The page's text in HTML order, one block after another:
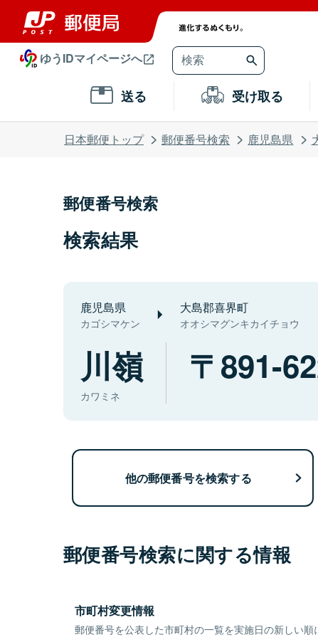
ゆうIDマイページへ
送る 受け取る
日本郵便トップ 郵便番号検索 鹿児島県
郵便番号検索
検索結果
鹿児島県
カゴシマケン
大島郡喜界町
オオシマグンキカイチョウ
川嶺
カワミネ
891-
他の郵便番号を検索する
郵便番号検索に関する情報
市町村変更情報
郵便番号を公表した市町村の一覧を実施日の新しい順